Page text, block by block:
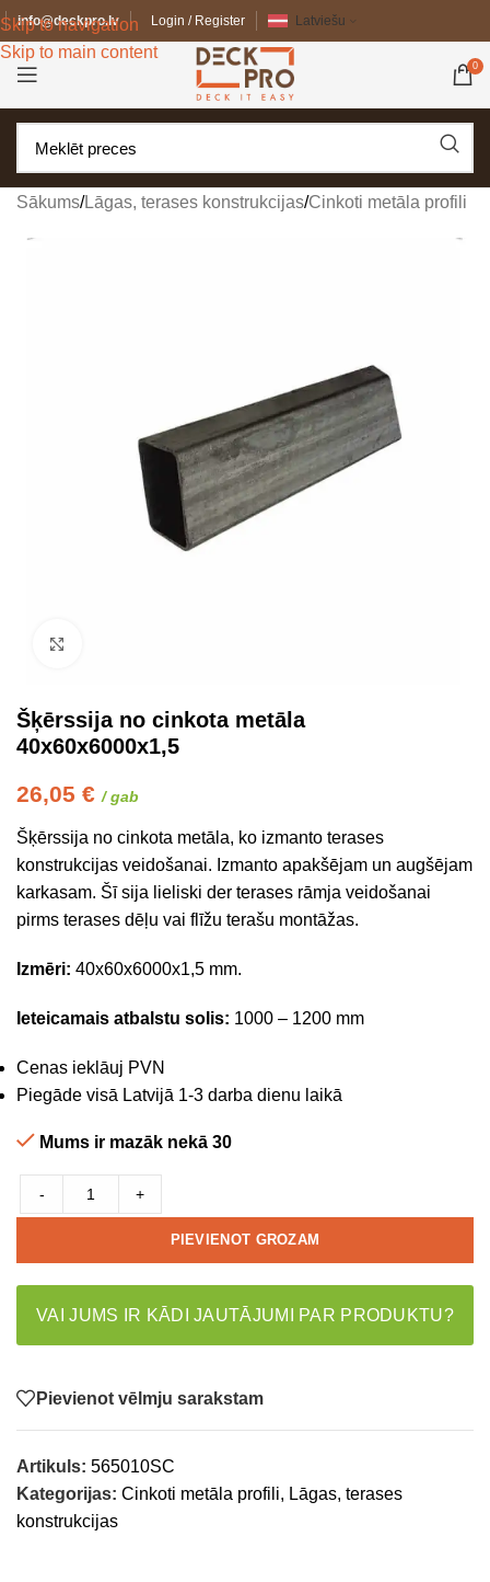
Skip to navigation
Skip to main content
info@deckpro.lv Login / Register Latviešu
0
Sākums/Lāgas, terases konstrukcijas/Cinkoti metāla profili
Šķērssija no cinkota metāla
40x60x6000x1,5
26,05 € / gab
Šķērssija no cinkota metāla, ko izmanto terases
konstrukcijas veidošanai. Izmanto apakšējam un augšējam
karkasam. Šī sija lieliski der terases rāmja veidošanai
pirms terases dēļu vai flīžu terašu montāžas.
Izmēri: 40x60x6000x1,5 mm.
Ieteicamais atbalstu solis: 1000 – 1200 mm
Cenas ieklāuj PVN
Piegāde visā Latvijā 1-3 darba dienu laikā
Mums ir mazāk nekā 30
- +
PIEVIENOT GROZAM
VAI JUMS IR KĀDI JAUTĀJUMI PAR PRODUKTU?
Pievienot vēlmju sarakstam
Artikuls: 565010SC
Kategorijas: Cinkoti metāla profili, Lāgas, terases
konstrukcijas